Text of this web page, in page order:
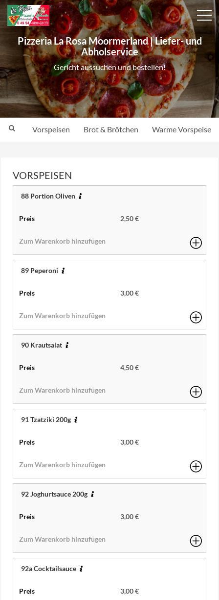
Pizzeria La Rosa Moormerland | Liefer- und
Abholservice
Gericht aussuchen und bestellen!
Vorspeisen Brot & Brötchen Warme Vorspeisen
VORSPEISEN
88 Portion Oliven
2,50 €
89 Peperoni
3,00 €
90 Krautsalat
4,50 €
91 Tzatziki 200g
3,00 €
92 Joghurtsauce 200g
3,00 €
92a Cocktailsauce
3,00 €